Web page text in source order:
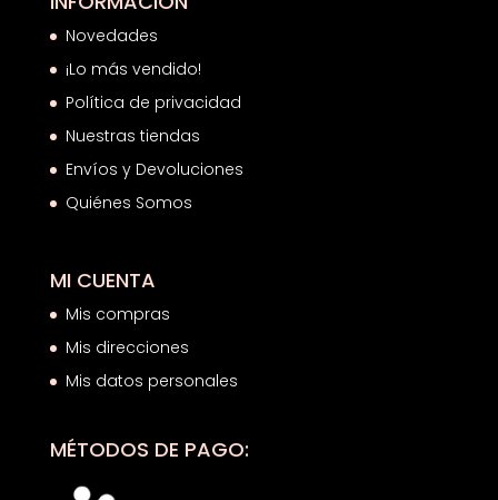
Novedades
¡Lo más vendido!
Política de privacidad
Nuestras tiendas
Envíos y Devoluciones
Quiénes Somos
MI CUENTA
Mis compras
Mis direcciones
Mis datos personales
MÉTODOS DE PAGO: